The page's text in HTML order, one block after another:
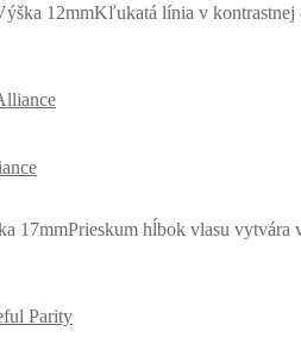
12mmKľukatá línia v kontrastnej
17mmPrieskum hĺbok vlasu vytvára